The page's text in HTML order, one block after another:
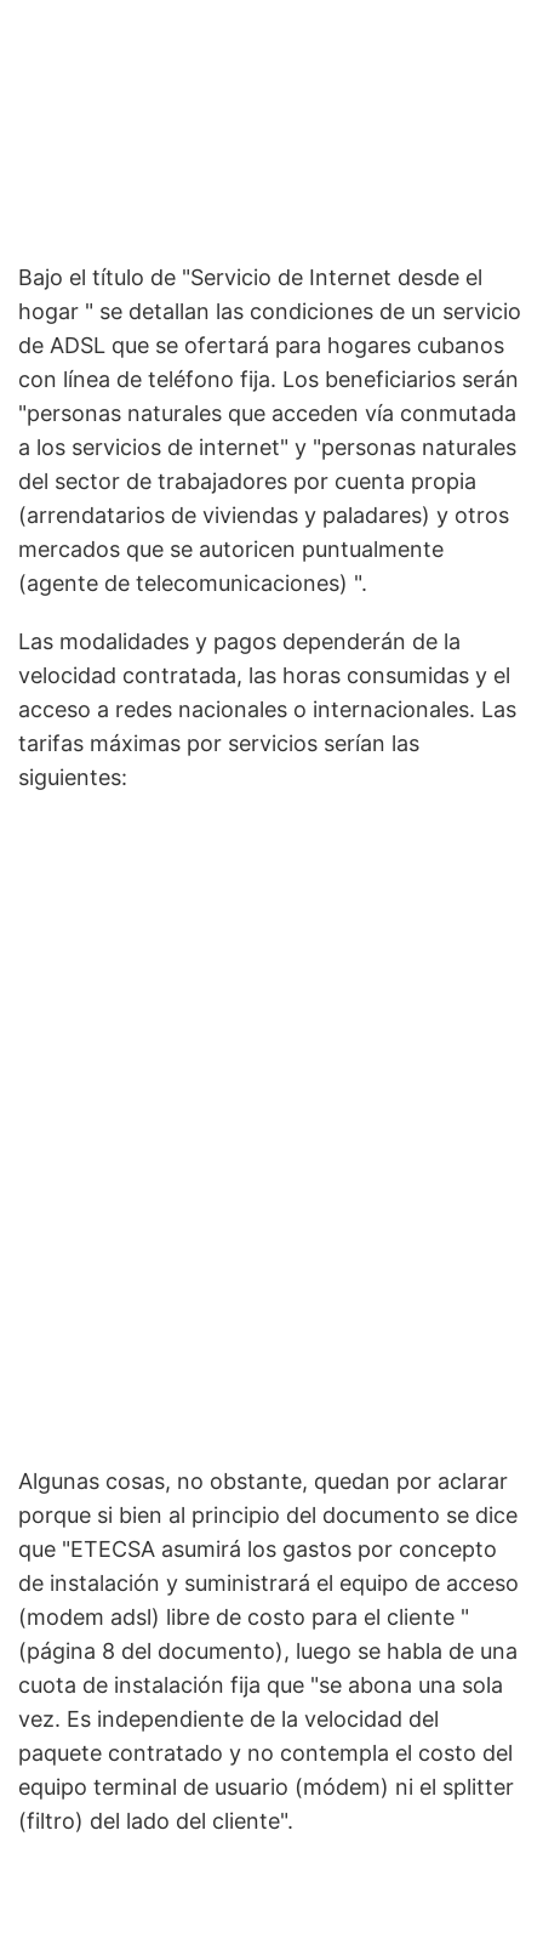
Bajo el título de "Servicio de Internet desde el
hogar " se detallan las condiciones de un servicio
de ADSL que se ofertará para hogares cubanos
con línea de teléfono fija. Los beneficiarios serán
"personas naturales que acceden vía conmutada
a los servicios de internet" y "personas naturales
del sector de trabajadores por cuenta propia
(arrendatarios de viviendas y paladares) y otros
mercados que se autoricen puntualmente
(agente de telecomunicaciones) ".
Las modalidades y pagos dependerán de la
velocidad contratada, las horas consumidas y el
acceso a redes nacionales o internacionales. Las
tarifas máximas por servicios serían las
siguientes:
Algunas cosas, no obstante, quedan por aclarar
porque si bien al principio del documento se dice
que "ETECSA asumirá los gastos por concepto
de instalación y suministrará el equipo de acceso
(modem adsl) libre de costo para el cliente "
(página 8 del documento), luego se habla de una
cuota de instalación fija que "se abona una sola
vez. Es independiente de la velocidad del
paquete contratado y no contempla el costo del
equipo terminal de usuario (módem) ni el splitter
(filtro) del lado del cliente".